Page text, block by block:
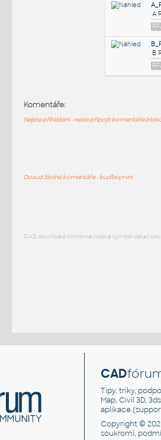
Komentáře:
Nejste přihlášeni - nelze připojit komentáře
Dosud žádné komentáře - buďte první
CAD download: knihovna rodina symbol detail
CAD
Tipy, triky,
Map, Civil 3D,
aplikace
Copyright ©
soukromí,